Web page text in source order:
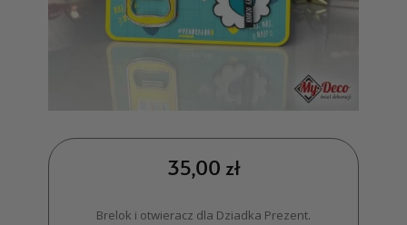
35,00 zł
Brelok i otwieracz dla Dziadka Prezent.